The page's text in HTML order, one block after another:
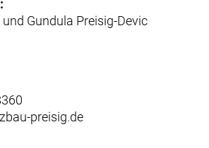
Gundula Preisig-Devic
preisig.de